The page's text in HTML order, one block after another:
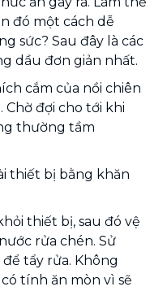
đó một cách dễ
sức? Sau đây là các
dầu đơn giản nhất.
cắm của nồi chiên
Chờ đợi cho tới khi
thường tầm
thiết bị bằng khăn
thiết bị, sau đó vệ
rửa chén. Sử
tẩy rửa. Không
tính ăn mòn vì sẽ